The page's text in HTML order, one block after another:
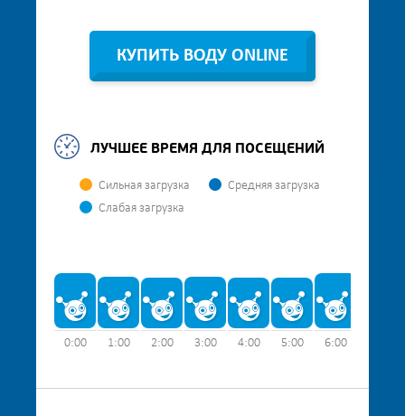
КУПИТЬ ВОДУ ONLINE
ЛУЧШЕЕ ВРЕМЯ ДЛЯ ПОСЕЩЕНИЙ
Сильная загрузка
Средняя загрузка
Слабая загрузка
0:00 1:00 2:00 3:00 4:00 5:00 6:00